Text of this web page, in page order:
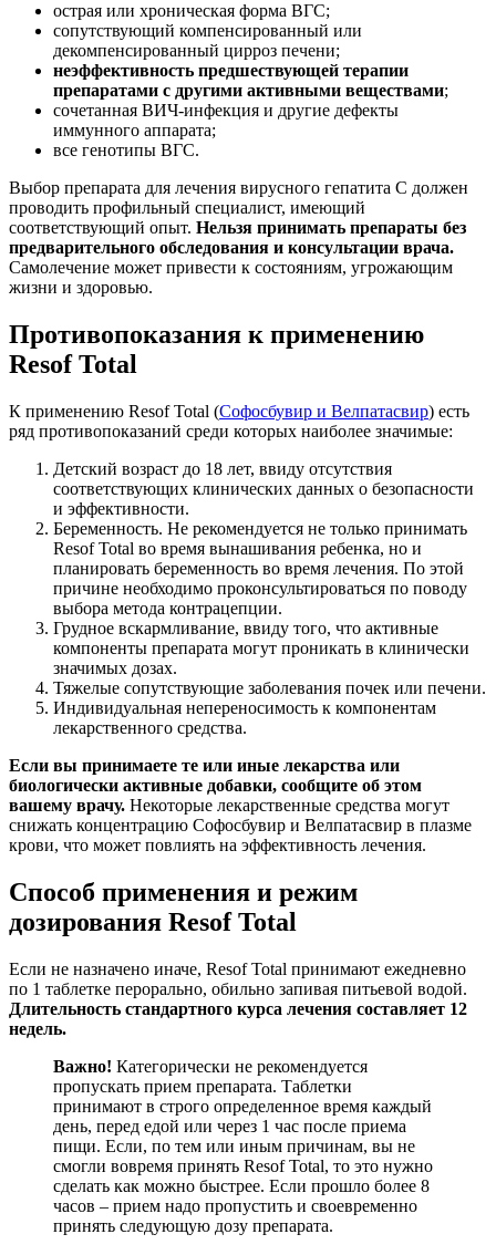
острая или хроническая форма ВГС;
сопутствующий компенсированный или
декомпенсированный цирроз печени;
неэффективность предшествующей терапии
препаратами с другими активными веществами;
сочетанная ВИЧ-инфекция и другие дефекты
иммунного аппарата;
все генотипы ВГС.
Выбор препарата для лечения вирусного гепатита С должен
проводить профильный специалист, имеющий
соответствующий опыт. Нельзя принимать препараты без
предварительного обследования и консультации врача.
Самолечение может привести к состояниям, угрожающим
жизни и здоровью.
Противопоказания к применению
Resof Total
К применению Resof Total (Софосбувир и Велпатасвир) есть
ряд противопоказаний среди которых наиболее значимые:
Детский возраст до 18 лет, ввиду отсутствия
соответствующих клинических данных о безопасности
и эффективности.
Беременность. Не рекомендуется не только принимать
Resof Total во время вынашивания ребенка, но и
планировать беременность во время лечения. По этой
причине необходимо проконсультироваться по поводу
выбора метода контрацепции.
Грудное вскармливание, ввиду того, что активные
компоненты препарата могут проникать в клинически
значимых дозах.
Тяжелые сопутствующие заболевания почек или печени.
Индивидуальная непереносимость к компонентам
лекарственного средства.
Если вы принимаете те или иные лекарства или
биологически активные добавки, сообщите об этом
вашему врачу. Некоторые лекарственные средства могут
снижать концентрацию Софосбувир и Велпатасвир в плазме
крови, что может повлиять на эффективность лечения.
Способ применения и режим
дозирования Resof Total
Если не назначено иначе, Resof Total принимают ежедневно
по 1 таблетке перорально, обильно запивая питьевой водой.
Длительность стандартного курса лечения составляет 12
недель.
Важно! Категорически не рекомендуется
пропускать прием препарата. Таблетки
принимают в строго определенное время каждый
день, перед едой или через 1 час после приема
пищи. Если, по тем или иным причинам, вы не
смогли вовремя принять Resof Total, то это нужно
сделать как можно быстрее. Если прошло более 8
часов – прием надо пропустить и своевременно
принять следующую дозу препарата.